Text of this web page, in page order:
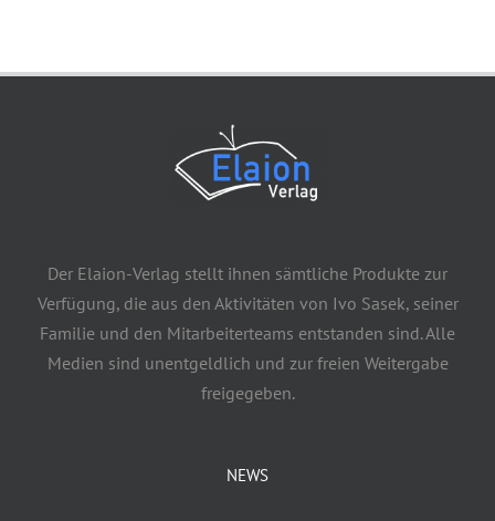
Der Elaion-Verlag stellt ihnen sämtliche Produkte zur
Verfügung, die aus den Aktivitäten von Ivo Sasek, seiner
Familie und den Mitarbeiterteams entstanden sind. Alle
Medien sind unentgeldlich und zur freien Weitergabe
freigegeben.
NEWS